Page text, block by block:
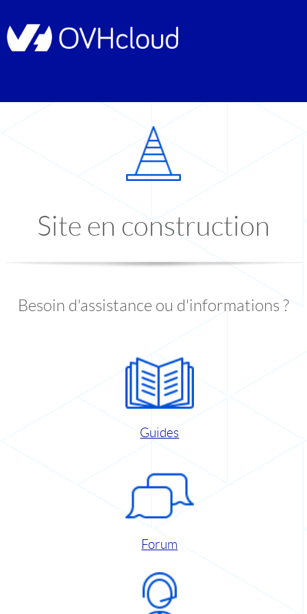
Site en construction
Besoin d'assistance ou d'informations ?
Guides
Forum